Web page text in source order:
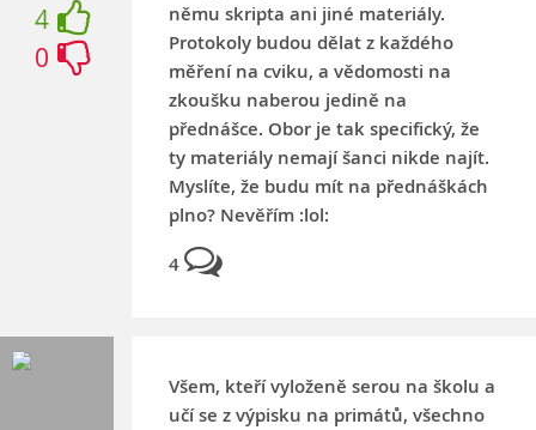
4
0
němu skripta ani jiné materiály.
Protokoly budou dělat z každého
měření na cviku, a vědomosti na
zkoušku naberou jedině na
přednášce. Obor je tak specifický, že
ty materiály nemají šanci nikde najít.
Myslíte, že budu mít na přednáškách
plno? Nevěřím :lol:
4
Všem, kteří vyloženě serou na školu a
učí se z výpisku na primátů, všechno